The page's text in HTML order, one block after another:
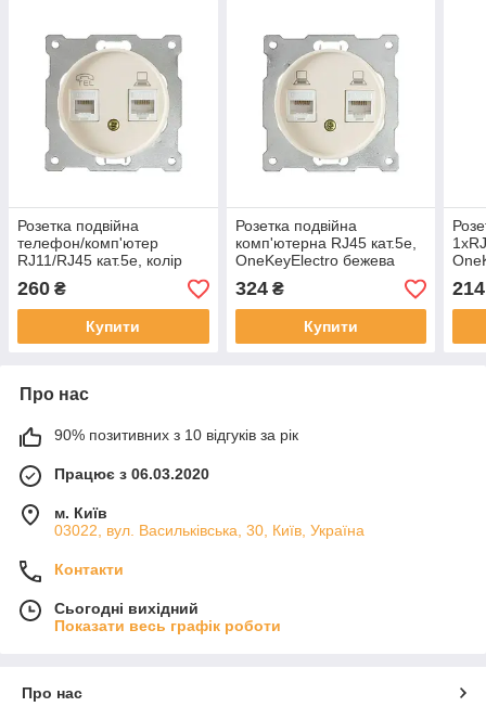
Розетка подвійна
телефон/комп'ютер
RJ11/RJ45 кат.5e, колір
260 ₴
Купити
Розетка подвійна
комп'ютерна RJ45 кат.5e,
OneKeyElectro бежева
324₴
Купити
214
Про нас
90% позитивних з 10 відгуків за рік
Працює з 06.03.2020
м. Київ
03022, вул. Васильківська, 30, Київ, Україна
Контакти
Сьогодні вихідний
Показати весь графік роботи
Про нас